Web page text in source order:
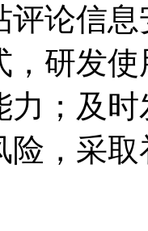
评论信
，研发
力；及
险，采